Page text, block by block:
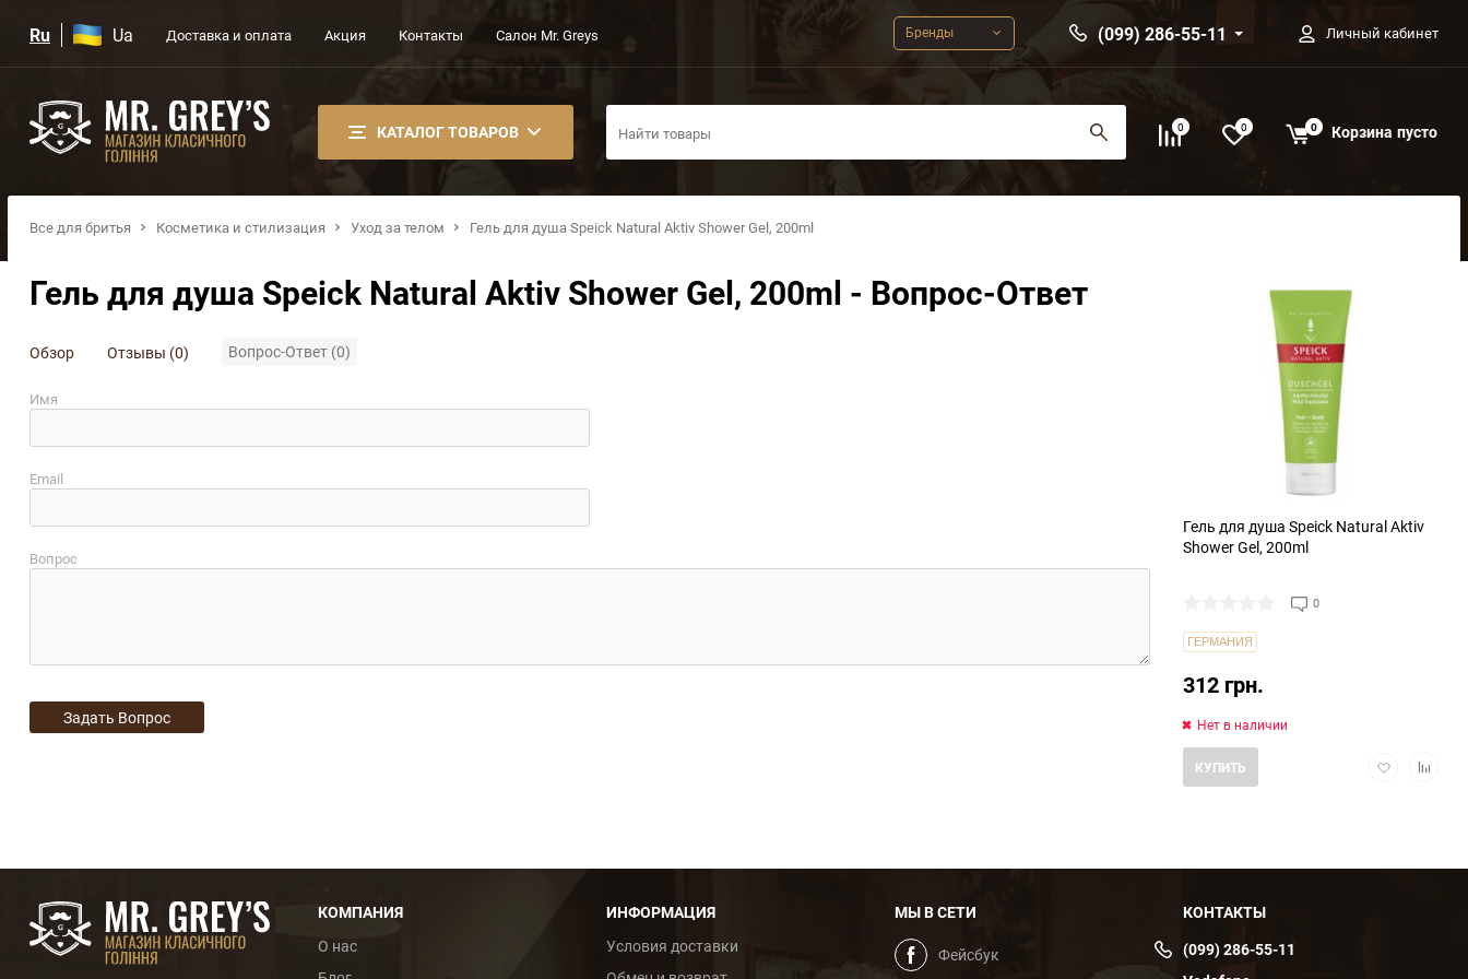
Ru Ua Доставка и оплата Акция Контакты Салон Mr. Greys Бренды (099) 286-55-11 Личный кабинет
КАТАЛОГ ТОВАРОВ 0 0 0 Корзина пусто
Все для бритья Косметика и стилизация Уход за телом Гель для душа Speick Natural Aktiv Shower Gel, 200ml
Гель для душа Speick Natural Aktiv Shower Gel, 200ml - Вопрос-Ответ
Обзор Отзывы (0) Вопрос-Ответ (0)
Имя
Email
Вопрос
Гель для душа Speick Natural Aktiv
Shower Gel, 200ml
0
ГЕРМАНИЯ
312 грн.
Нет в наличии
Добавить
КУПИТЬ
КОМПАНИЯ
О нас
ИНФОРМАЦИЯ
Условия доставки
МЫ В СЕТИ
Фейсбук
КОНТАКТЫ
(099) 286-55-11